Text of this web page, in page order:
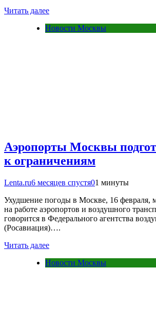
Читать далее
Новости Москвы
Аэропорты Москвы
к ограничениям
Lenta.ru6 месяцев спустя01 минуты
Ухудшение погоды в Москве, 16 февраля,
на работе аэропортов и воздушного
говорится в Федерального агентства
(Росавиация)….
Читать далее
Новости Москвы